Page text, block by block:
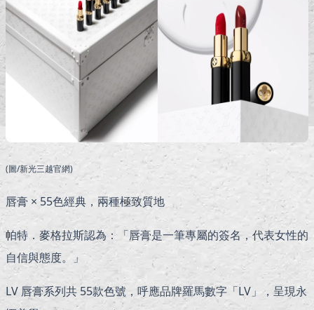
(圖/新光三越官網)
唇膏 × 55色經典，兩種極致質地
帕特．麥格拉斯認為：「唇膏是一筆專屬的簽名，代表女性的
自信與態度。」
LV 唇膏系列共 55款色號，呼應品牌羅馬數字「LV」，呈現永